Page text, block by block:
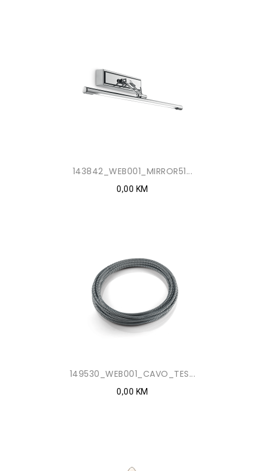
143842_WEB001_MIRROR51...
0,00 KM
149530_WEB001_CAVO_TES...
0,00 KM